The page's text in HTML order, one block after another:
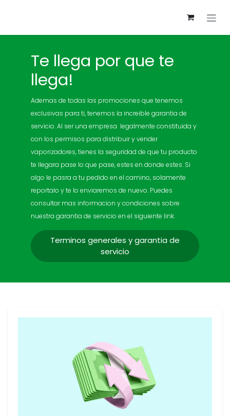
Te llega por que te
llega!
Ademas de todas las promociones que tenemos
exclusivas para ti, tenemos la increible garantia de
servicio. Al ser una empresa legalmente constituida y
con los permisos para distribuir y vender
vaporizadores, tienes la seguridad de que tu producto
te llegara pase lo que pase, estes en donde estes. Si
algo le pasra a tu pedido en el camino, solamente
reportalo y te lo enviaremos de nuevo. Puedes
consultar mas informacion y condiciones sobre
nuestra garantia de servicio en el siguiente link.
Terminos generales y garantia de
servicio